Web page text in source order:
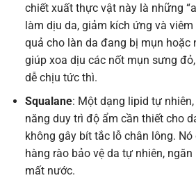
chiết xuất thực vật này là những
làm dịu da, giảm kích ứng và
quả cho làn da đang bị mụn hoặc
giúp xoa dịu các nốt mụn sưng
dễ chịu tức thì.
Squalane: Một dạng lipid tự
năng duy trì độ ẩm cần thiết cho
không gây bít tắc lỗ chân lông.
hàng rào bảo vệ da tự nhiên,
mất nước.